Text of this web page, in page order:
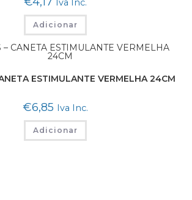
Iva Inc.
Adicionar
ESTIMULANTE VERMELHA 24CM
€6,85 Iva Inc.
Adicionar